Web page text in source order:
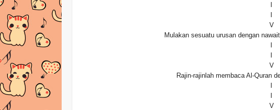
I
I
V
Mulakan sesuatu urusan dengan
I
I
V
Rajin-rajinlah membaca Al-Quran
I
I
V